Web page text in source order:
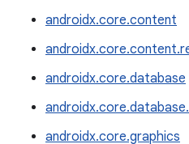
androidx.core.content
androidx.core.database
androidx.core.graphics